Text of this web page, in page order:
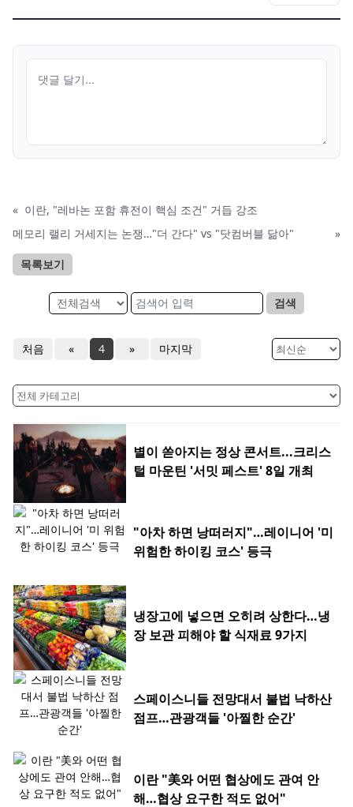
« 이란, "레바논 포함 휴전이 핵심 조건" 거듭 강조
메모리 랠리 거세지는 논쟁…"더 간다" vs "닷컴버블 닮아"
»
목록보기
검색
처음 « 4 » 마지막
별이 쏟아지는 정상 콘서트...크리스
털 마운틴 '서밋 페스트' 8일 개최
"아차 하면 낭떠러지"…레이니어 '미
위험한 하이킹 코스' 등극
냉장고에 넣으면 오히려 상한다…냉
장 보관 피해야 할 식재료 9가지
스페이스니들 전망대서 불법 낙하산
점프…관광객들 '아찔한 순간'
이란 "美와 어떤 협상에도 관여 안
해…협상 요구한 적도 없어"